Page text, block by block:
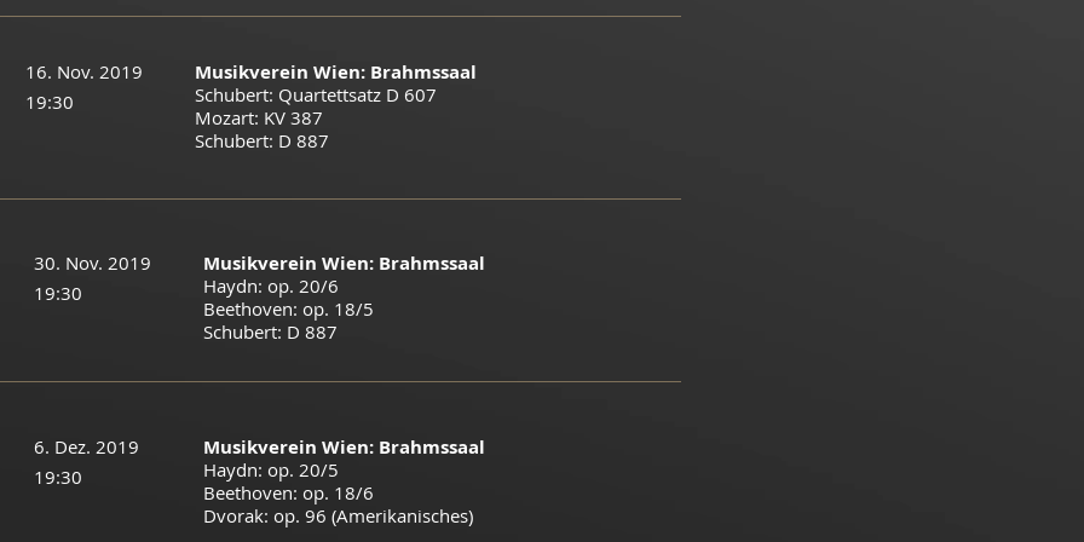
16. Nov. 2019
19:30
Musikverein Wien: Brahmssaal
Schubert: Quartettsatz D 607
Mozart: KV 387
Schubert: D 887
30. Nov. 2019
19:30
Musikverein Wien: Brahmssaal
Haydn: op. 20/6
Beethoven: op. 18/5
Schubert: D 887
6. Dez. 2019
19:30
Musikverein Wien: Brahmssaal
Haydn: op. 20/5
Beethoven: op. 18/6
Dvorak: op. 96 (Amerikanisches)